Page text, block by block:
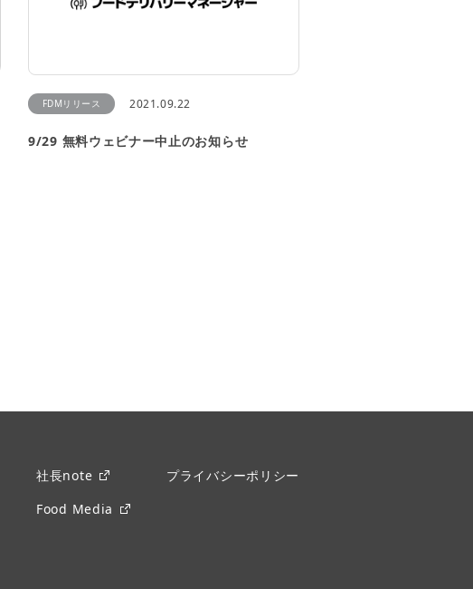
FDMリリース 2021.09.22
9/29 無料ウェビナー中止のお知らせ
社長note
Food Media
プライバシーポリシー